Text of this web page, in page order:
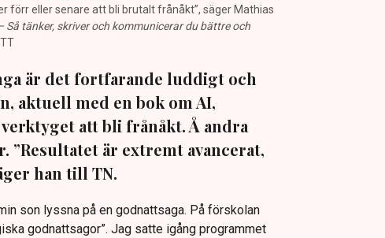
förr eller senare att bli brutalt frånåkt”, säger Mathias
Så tänker, skriver och kommunicerar du bättre och
är det fortfarande luddigt och
aktuell med en bok om AI,
att bli frånåkt. Å andra
”Resultatet är extremt avancerat,
han till TN.
son lyssna på en godnattsaga. På förskolan
godnattsagor”. Jag satte igång programmet